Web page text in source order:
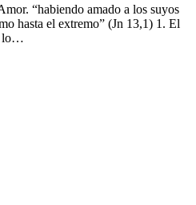
“habiendo amado a los suyos
hasta el extremo” (Jn 13,1) 1. El
lo…